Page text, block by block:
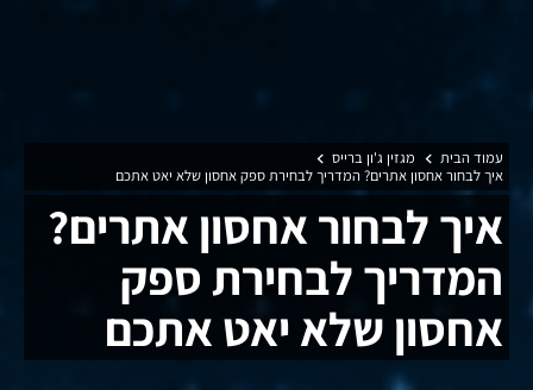
עמוד הבית
מגזין ג'ון ברייס
איך לבחור אחסון אתרים? המדריך לבחירת ספק אחסון שלא יאט אתכם
איך לבחור אחסון אתרים?
המדריך לבחירת ספק
אחסון שלא יאט אתכם